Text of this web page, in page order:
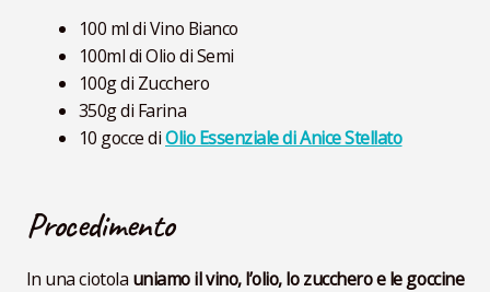
100 ml di Vino Bianco
100ml di Olio di Semi
100g di Zucchero
350g di Farina
10 gocce diOlio Essenziale di Anice Stellato
Procedimento
In una ciotola uniamo il vino, l’olio, lo zucchero e le goccine